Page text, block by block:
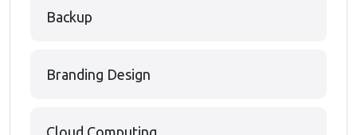
Backup
Branding Design
Cloud Computing